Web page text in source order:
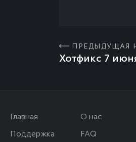
ПРЕДЫДУЩАЯ
Хотфикс 7
Главная О нас
Поддержка
FAQ